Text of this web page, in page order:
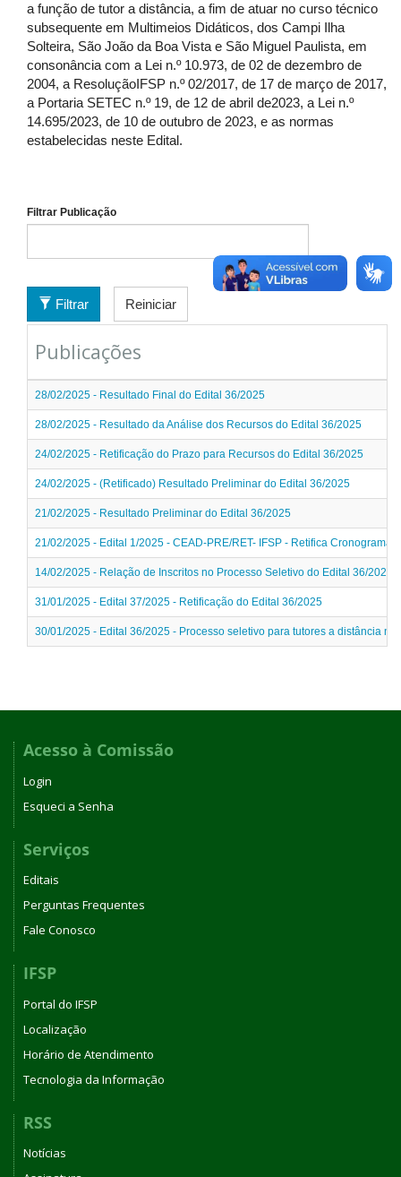
a função de tutor a distância, a fim de atuar no curso técnico
subsequente em Multimeios Didáticos, dos Campi Ilha
Solteira, São João da Boa Vista e São Miguel Paulista, em
consonância com a Lei n.º 10.973, de 02 de dezembro de
2004, a ResoluçãoIFSP n.º 02/2017, de 17 de março de 2017,
a Portaria SETEC n.º 19, de 12 de abril de2023, a Lei n.º
14.695/2023, de 10 de outubro de 2023, e as normas
estabelecidas neste Edital.
Filtrar Publicação
Filtrar Reiniciar
Publicações
28/02/2025 - Resultado Final do Edital 36/2025
28/02/2025 - Resultado da Análise dos Recursos do Edital 36/2025
24/02/2025 - Retificação do Prazo para Recursos do Edital 36/2025
24/02/2025 - (Retificado) Resultado Preliminar do Edital 36/2025
21/02/2025 - Resultado Preliminar do Edital 36/2025
21/02/2025 - Edital 1/2025 - CEAD-PRE/RET- IFSP - Retifica Cronograma
14/02/2025 - Relação de Inscritos no Processo Seletivo do Edital 36/2025
31/01/2025 - Edital 37/2025 - Retificação do Edital 36/2025
30/01/2025 - Edital 36/2025 - Processo seletivo para tutores a distância
Acesso à Comissão
Login
Esqueci a Senha
Serviços
Editais
Perguntas Frequentes
Fale Conosco
IFSP
Portal do IFSP
Localização
Horário de Atendimento
Tecnologia da Informação
RSS
Notícias